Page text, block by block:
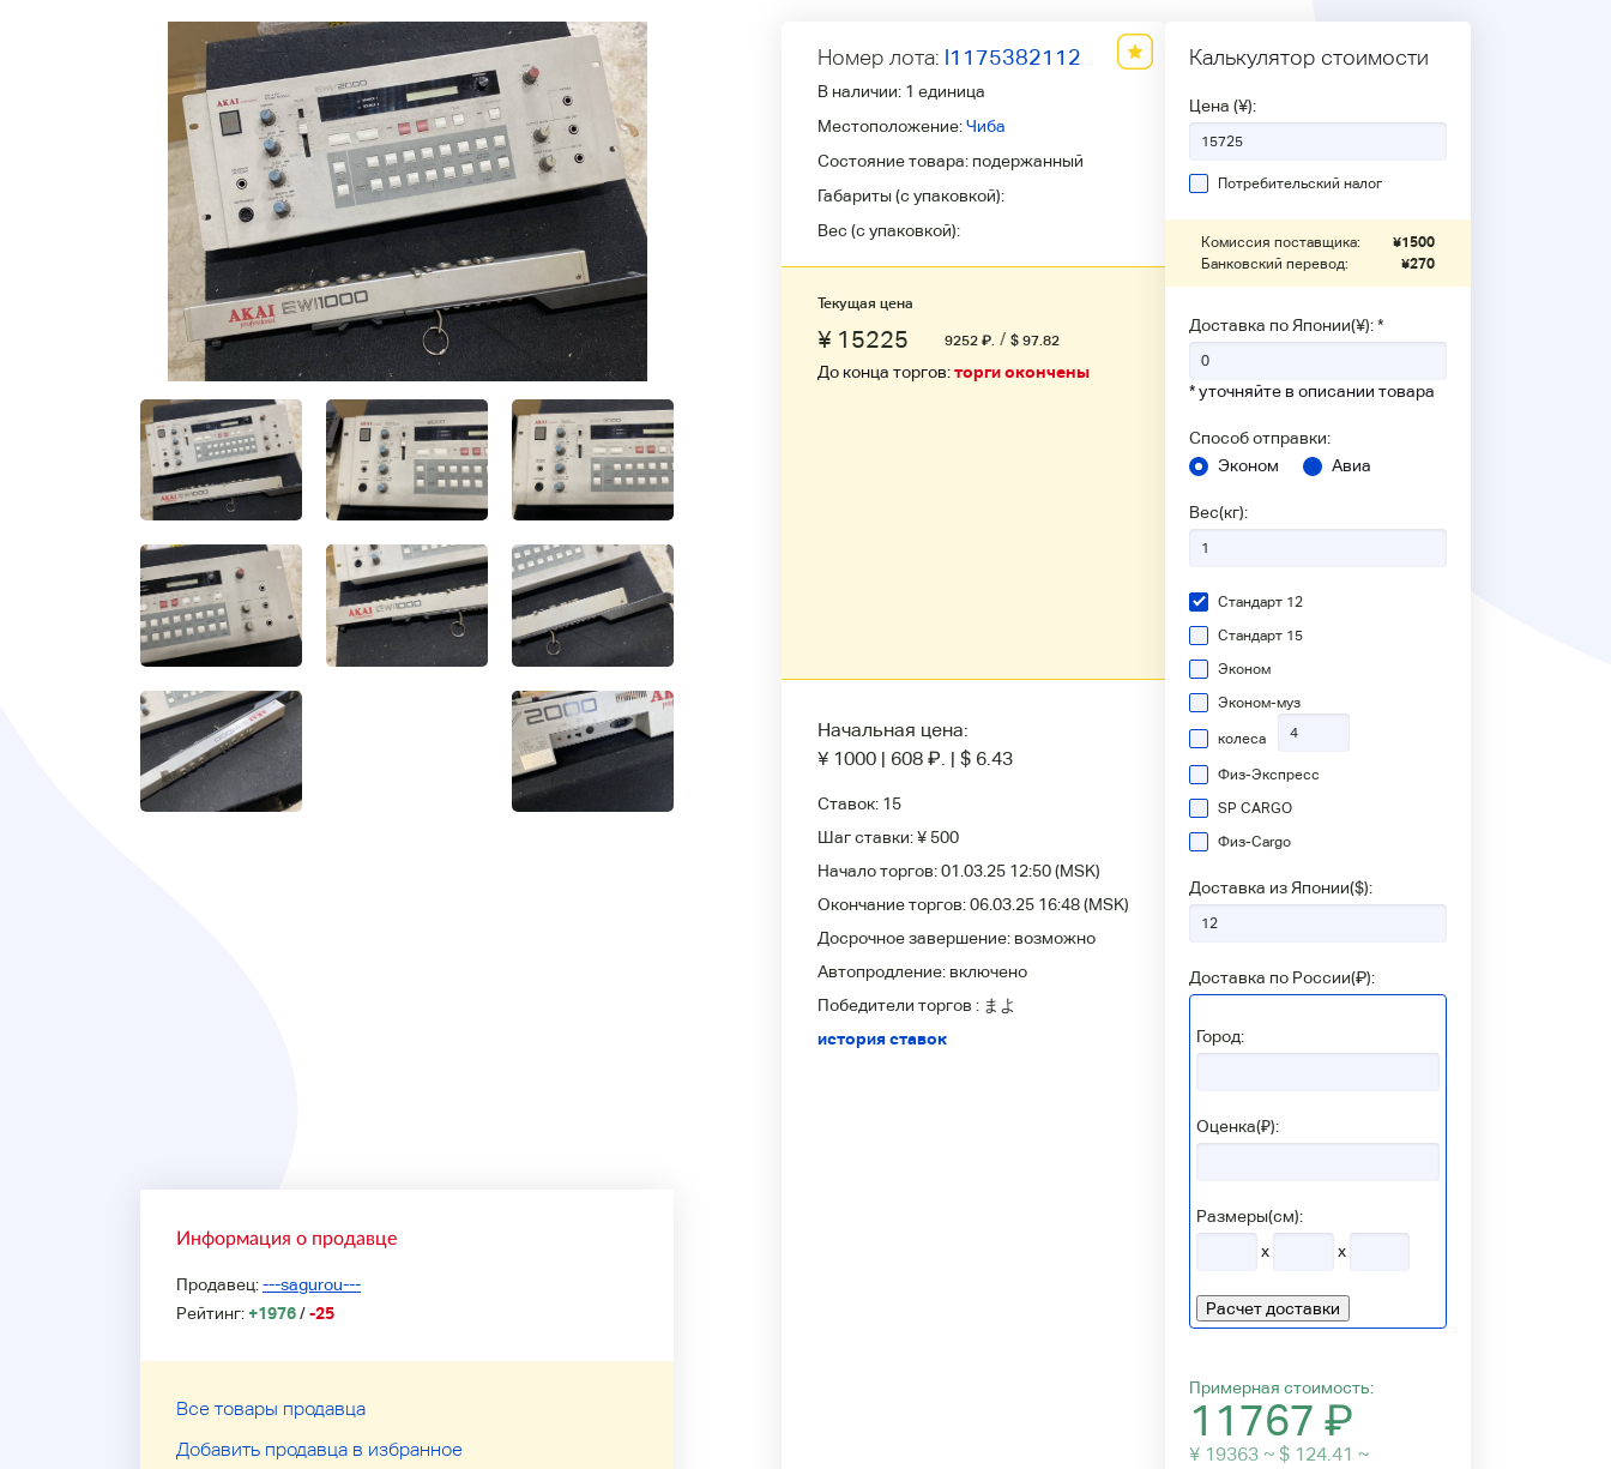
Информация о продавце
Продавец:---sagurou---
Рейтинг:+1976/-25
Все товары продавца
Добавить продавца в избранное
Номер лота: l1175382112
В наличии: 1 единица
Местоположение:Чиба
Состояние товара: подержанный
Габариты (с упаковкой):
Вес (с упаковкой):
Текущая цена
¥ 15225 9252 ₽. / $ 97.82
До конца торгов:торги окончены
Начальная цена:
¥ 1000 | 608 ₽. | $ 6.43
Ставок: 15
Шаг ставки:¥ 500
Начало торгов:01.03.25 12:50(MSK)
Окончание торгов:06.03.25 16:48(MSK)
Досрочное завершение: возможно
Автопродление: включено
Победители торгов : まよ
история ставок
Калькулятор стоимости
Цена (¥):
Потребительский налог
Комиссия поставщика: ¥1500
Банковский перевод:
¥270
Доставка по Японии(¥): *
* уточняйте в описании товара
Способ отправки:
Эконом
Авиа
Вес(кг):
Стандарт 12
Стандарт 15
Эконом
Эконом-муз
колеса
Физ-Экспресс
SP CARGO
Физ-Сargo
Доставка из Японии($):
Доставка по России(₽):
Город:
Оценка(₽):
Размеры(см):
x
x
Расчет доставки
Примерная стоимость:
11767 ₽
¥ 19363 ~ $ 124.41 ~